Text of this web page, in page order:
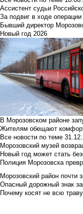
Ассистент судьи
За подвиг в ходе
Бывший директор
Новый год 2026
В Морозовском районе
Жителям обещают
Все новости по теме
Морозовский музей
Новый год может стать
Полиция Морозовска
Морозовский район
Опасный дорожный знак
Почему косят не всю